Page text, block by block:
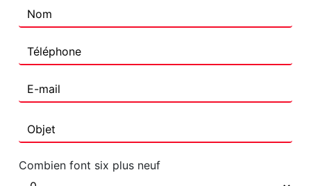
Combien font six plus neuf